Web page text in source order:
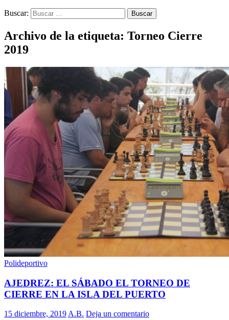
Buscar:
Archivo de la etiqueta: Torneo Cierre
2019
Polideportivo
AJEDREZ: EL SÁBADO EL TORNEO DE
CIERRE EN LA ISLA DEL PUERTO
15 diciembre, 2019 A.B. Deja un comentario